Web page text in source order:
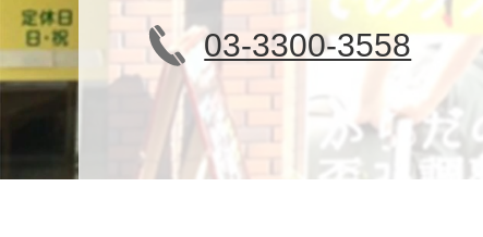
03-3300-3558